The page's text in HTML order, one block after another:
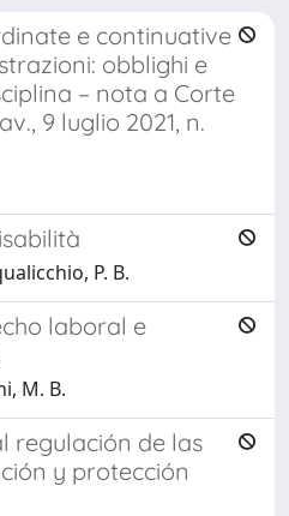
e continuative
obblighi e
– nota a Corte
9 luglio 2021, n.
P. B.
laboral e
M. B.
regulación de las
y protección